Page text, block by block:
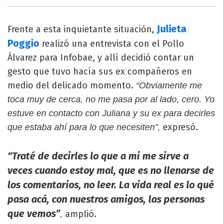
Frente a esta inquietante situación, Julieta
Poggio realizó una entrevista con el Pollo
Álvarez para Infobae, y allí decidió contar un
gesto que tuvo hacía sus ex compañeros en
medio del delicado momento. “Obviamente me
toca muy de cerca, no me pasa por al lado, cero. Yo
estuve en contacto con Juliana y su ex para decirles
que estaba ahí para lo que necesiten”, expresó.
“Traté de decirles lo que a mi me sirve a
veces cuando estoy mal, que es no llenarse de
los comentarios, no leer. La vida real es lo qué
pasa acá, con nuestros amigos, las personas
que vemos”, amplió.